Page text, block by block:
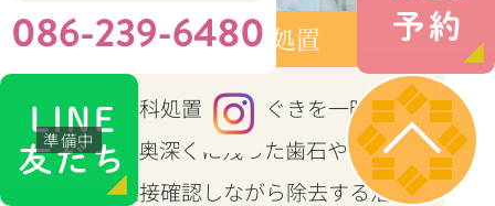
歯周外科処置
歯周外科処置は、歯ぐきを一時的に
開き、奥深くに残った歯石や感染部
分を直接確認しながら除去する治療